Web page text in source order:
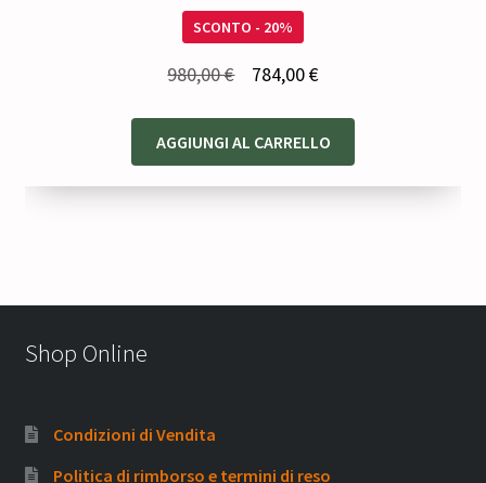
SCONTO - 20%
980,00€
originale
era:
784,00€Il
attuale
è:
AGGIUNGI AL CARRELLO
Shop Online
Condizioni di Vendita
Politica di rimborso e termini di reso